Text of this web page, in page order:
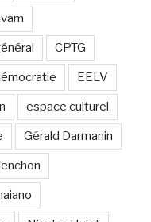
CPTG
EELV
espace culturel
Gérald Darmanin